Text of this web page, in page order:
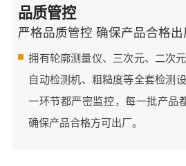
品质管控
严格品质管控 确保产品合格出
拥有轮廓测量仪、三次元、二次
自动检测机、粗糙度等全套检测
一环节都严密监控，每一批产品
确保产品合格方可出厂。